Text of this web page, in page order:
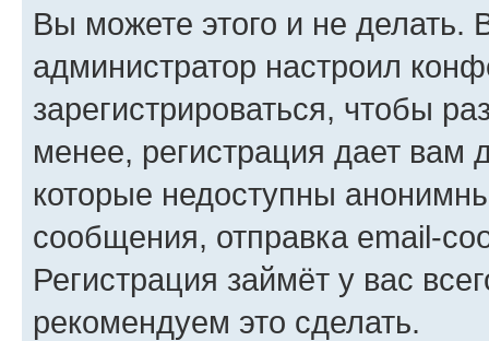
Вы можете этого и не делать.
администратор настроил
зарегистрироваться, чтобы
менее, регистрация дает вам
которые недоступны
сообщения, отправка email-
Регистрация займёт у вас
рекомендуем это сделать.